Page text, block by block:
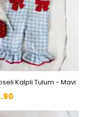
Kalpli Tulum - Mavi